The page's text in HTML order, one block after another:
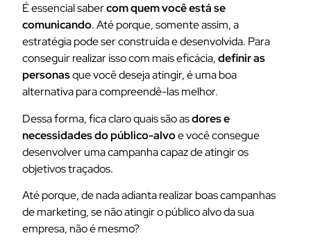
É essencial sabercom quem você está se
comunicando. Até porque, somente assim, a
estratégia pode ser construída e desenvolvida. Para
conseguir realizar isso com mais eficácia,definir as
personasque você deseja atingir, é uma boa
alternativa para compreendê-las melhor.
Dessa forma, fica claro quais são asdores e
necessidades do público-alvoe você consegue
desenvolver uma campanha capaz de atingir os
objetivos traçados.
Até porque, de nada adianta realizar boas campanhas
de marketing, se não atingir o público alvo da sua
empresa, não é mesmo?